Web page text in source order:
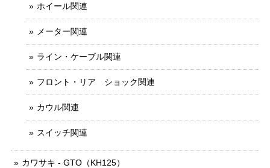
ホイール関連
メーター関連
ライン・ケーブル関連
フロント・リア ショック関連
カウル関連
スイッチ関連
カワサキ - GTO（KH125）